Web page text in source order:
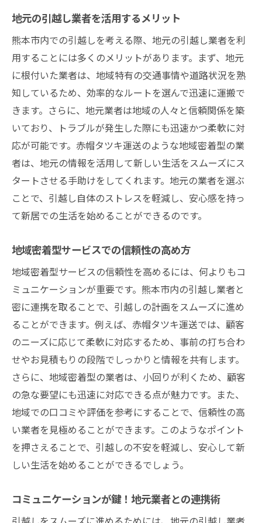
地元の引越し業者を活用するメリット
熊本市内での引越しを考える際、地元の引越し業者を利
用することには多くのメリットがあります。まず、地元
に根付いた業者は、地域特有の交通事情や道路状況を熟
知しているため、効率的なルートを選んで迅速に運搬で
きます。さらに、地元業者は地域の人々と信頼関係を築
いており、トラブルが発生した際にも迅速かつ柔軟に対
応が可能です。赤帽タツキ運送のような地域密着型の業
者は、地元の情報を活用して新しい生活をスムーズにス
タートさせる手助けをしてくれます。地元の業者を選ぶ
ことで、引越し自体のストレスを軽減し、安心感を持っ
て新居での生活を始めることができるのです。
地域密着型サービスでの信頼性の高め方
地域密着型サービスの信頼性を高めるには、何よりもコ
ミュニケーションが重要です。熊本市内の引越し業者と
密に連携を取ることで、引越しの計画をスムーズに進め
ることができます。例えば、赤帽タツキ運送では、顧客
のニーズに応じて柔軟に対応するため、事前の打ち合わ
せやお見積もりの段階でしっかりと情報を共有します。
さらに、地域密着型の業者は、小回りが利くため、顧客
の急な要望にも迅速に対応できる点が魅力です。また、
地域での口コミや評価を参考にすることで、信頼性の高
い業者を見極めることができます。このようなポイント
を押さえることで、引越しの不安を軽減し、安心して新
しい生活を始めることができるでしょう。
コミュニケーションが鍵！地元業者との連携術